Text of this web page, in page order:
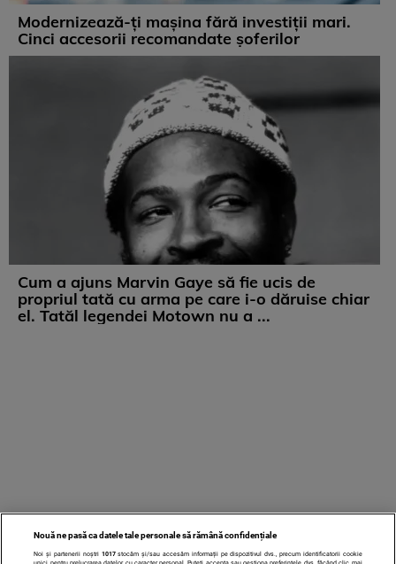
Modernizează-ți mașina fără investiții mari.
Cinci accesorii recomandate șoferilor
Cum a ajuns Marvin Gaye să fie ucis de
propriul tată cu arma pe care i-o dăruise chiar
el. Tatăl legendei Motown nu a ...
Nouă ne pasă ca datele tale personale să rămână confidențiale
Noi și partenerii noștri 1017stocăm și/sau accesăm informații pe dispozitivul dvs., precum identificatorii cookie
unici pentru prelucrarea datelor cu caracter personal. Puteți accepta sau gestiona preferințele dvs. făcând clic mai